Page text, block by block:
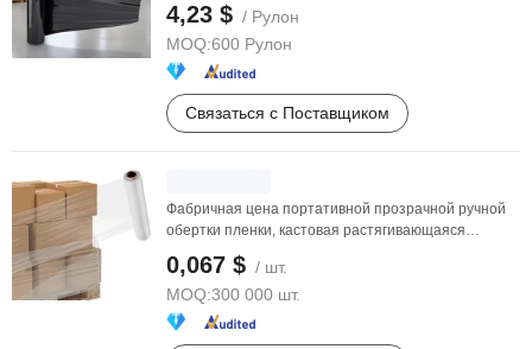
4,23 $ / Рулон
MOQ:600 Рулон
Связаться с Поставщиком
Фабричная цена портативной прозрачной ручной
обертки пленки, кастовая растягивающаяся
, рулон ...
0,067 $ / шт.
MOQ:300 000 шт.